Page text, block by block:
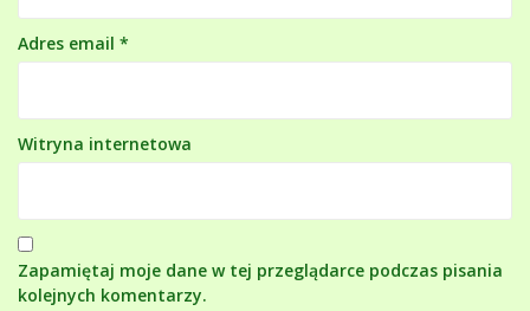
Adres email *
Witryna internetowa
Zapamiętaj moje dane w tej przeglądarce podczas pisania
kolejnych komentarzy.